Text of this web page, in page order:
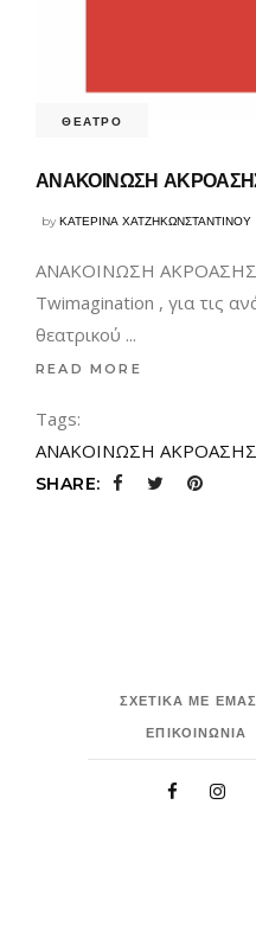
ΘΕΑΤΡΟ
ΑΝΑΚΟΙΝΩΣΗ
byΚΑΤΕΡΙΝΑ ΧΑΤΖΗΚΩΝΣΤΑΝΤΙΝΟΥ
ΑΝΑΚΟΙΝΩΣΗ ΑΚΡΟΑΣΗΣ
Twimagination , για τις
θεατρικού
READ MORE
Tags:
ΑΝΑΚΟΙΝΩΣΗ ΑΚΡΟΑΣΗΣ
SHARE:
ΣΧΕΤΙΚΑ ΜΕ ΕΜΑΣ
ΕΠΙΚΟΙΝΩΝΙΑ